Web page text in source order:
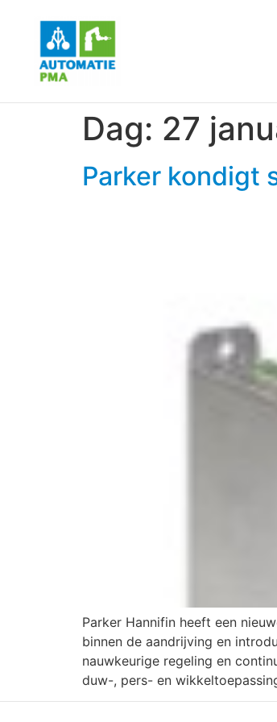
Dag: 27
Parker kondigt
Parker Hannifin heeft een
binnen de aandrijving en
nauwkeurige regeling en
duw-, pers- en